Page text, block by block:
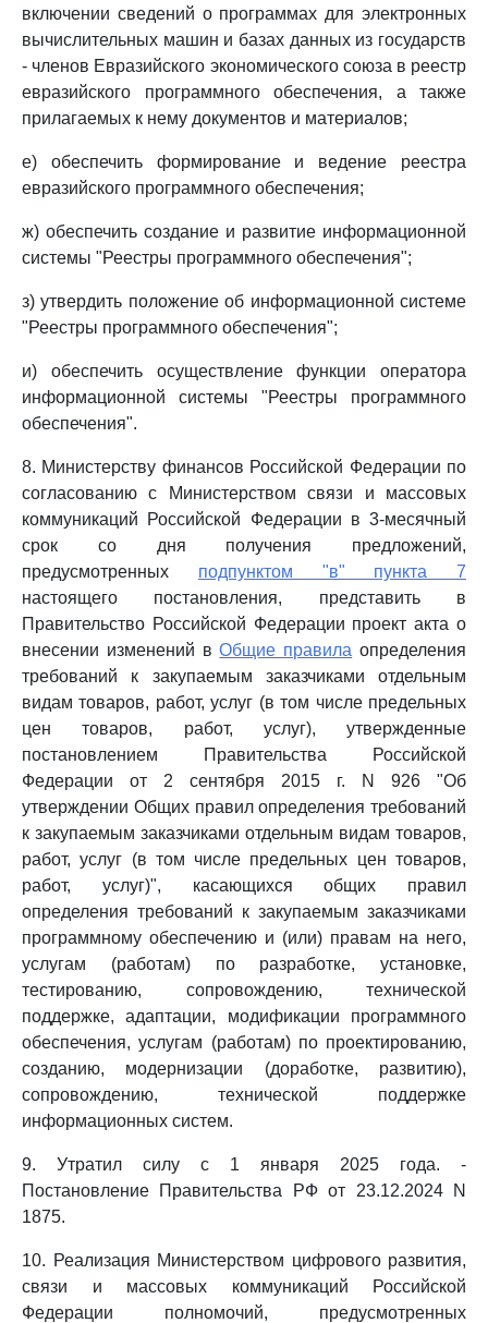
включении сведений о программах для электронных
вычислительных машин и базах данных из государств
- членов Евразийского экономического союза в реестр
евразийского программного обеспечения, а также
прилагаемых к нему документов и материалов;
е) обеспечить формирование и ведение реестра
евразийского программного обеспечения;
ж) обеспечить создание и развитие информационной
системы "Реестры программного обеспечения";
з) утвердить положение об информационной системе
"Реестры программного обеспечения";
и) обеспечить осуществление функции оператора
информационной системы "Реестры программного
обеспечения".
8. Министерству финансов Российской Федерации по
согласованию с Министерством связи и массовых
коммуникаций Российской Федерации в 3-месячный
срок со дня получения предложений,
предусмотренных подпунктом "в" пункта 7
настоящего постановления, представить в
Правительство Российской Федерации проект акта о
внесении изменений вОбщие правила определения
требований к закупаемым заказчиками отдельным
видам товаров, работ, услуг (в том числе предельных
цен товаров, работ, услуг), утвержденные
постановлением Правительства Российской
Федерации от 2 сентября 2015 г. N 926 "Об
утверждении Общих правил определения требований
к закупаемым заказчиками отдельным видам товаров,
работ, услуг (в том числе предельных цен товаров,
работ, услуг)", касающихся общих правил
определения требований к закупаемым заказчиками
программному обеспечению и (или) правам на него,
услугам (работам) по разработке, установке,
тестированию, сопровождению, технической
поддержке, адаптации, модификации программного
обеспечения, услугам (работам) по проектированию,
созданию, модернизации (доработке, развитию),
сопровождению, технической поддержке
информационных систем.
9. Утратил силу с 1 января 2025 года. -
Постановление Правительства РФ от 23.12.2024 N
1875.
10. Реализация Министерством цифрового развития,
связи и массовых коммуникаций Российской
Федерации полномочий, предусмотренных